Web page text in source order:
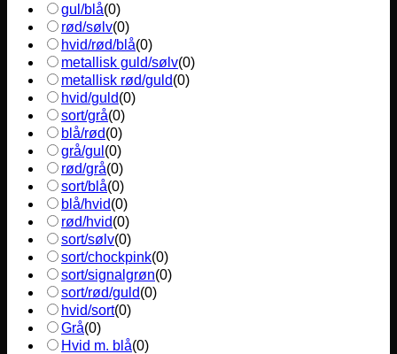
gul/blå(0)
rød/sølv(0)
hvid/rød/blå(0)
metallisk guld/sølv(0)
metallisk rød/guld(0)
hvid/guld(0)
sort/grå(0)
blå/rød(0)
grå/gul (0)
rød/grå(0)
sort/blå(0)
blå/hvid(0)
rød/hvid(0)
sort/sølv(0)
sort/chockpink(0)
sort/signalgrøn(0)
sort/rød/guld(0)
hvid/sort(0)
Grå(0)
Hvid m. blå(0)